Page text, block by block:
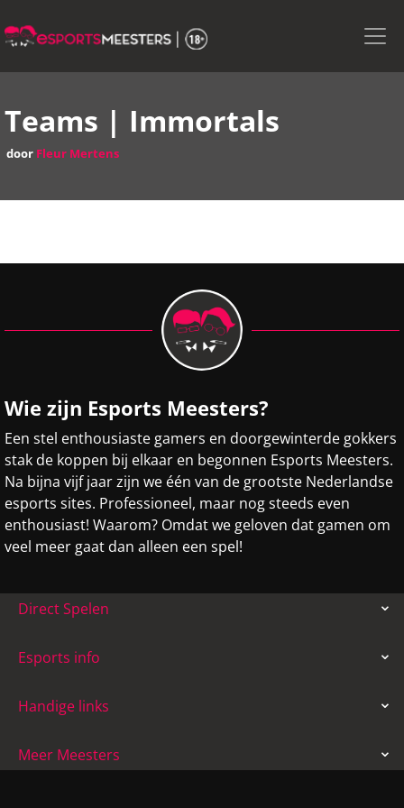
to
Teams | Immortals
door Fleur Mertens
Wie zijn Esports Meesters?
Een stel enthousiaste gamers en doorgewinterde gokkers
stak de koppen bij elkaar en begonnen Esports Meesters.
Na bijna vijf jaar zijn we één van de grootste Nederlandse
esports sites. Professioneel, maar nog steeds even
enthousiast! Waarom? Omdat we geloven dat gamen om
veel meer gaat dan alleen een spel!
Direct Spelen
Esports info
Handige links
Meer Meesters